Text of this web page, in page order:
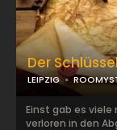
Der
LEIPZIG
Einst gab es
verloren in den